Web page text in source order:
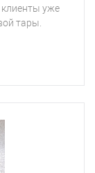
уже
тары.